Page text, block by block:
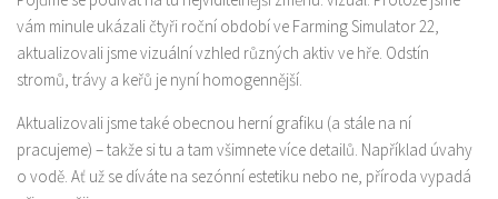
vám minule ukázali čtyři roční období ve Farming Simulator 22,
aktualizovali jsme vizuální vzhled různých aktiv ve hře. Odstín
stromů, trávy a keřů je nyní homogennější.
Aktualizovali jsme také obecnou herní grafiku (a stále na ní
pracujeme) – takže si tu a tam všimnete více detailů. Například úvahy
o vodě. Ať už se díváte na sezónní estetiku nebo ne, příroda vypadá